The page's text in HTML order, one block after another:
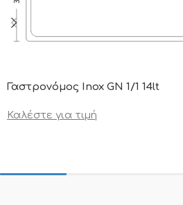
Γαστρονόμος Inox GN 1/1 14lt
Καλέστε για τιμή